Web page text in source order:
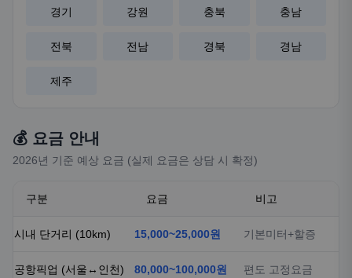
경기 강원 충북 충남
전북 전남 경북 경남
제주
💰 요금 안내
2026년 기준 예상 요금 (실제 요금은 상담 시 확정)
구분 요금 비고
시내 단거리 (10km) 15,000~25,000원 기본미터+할증
공항픽업 (서울↔인천) 80,000~100,000원 편도 고정요금